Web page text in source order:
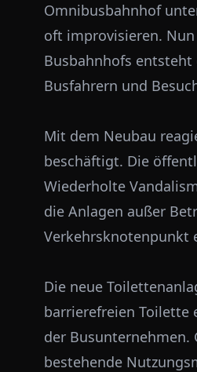
Omnibusbahnhof
oft improvisieren.
Busbahnhofs entsteht
Busfahrern und
Mit dem Neubau
beschäftigt. Die
Wiederholte
die Anlagen außer
Verkehrsknotenpunkt
Die neue
barrierefreien Toilette
der Busunternehmen.
bestehende